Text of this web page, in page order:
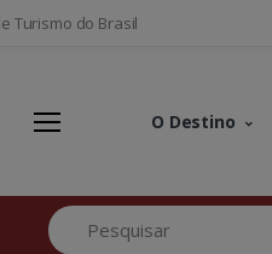
Turismo do Brasil
O Destino
Pesquisar